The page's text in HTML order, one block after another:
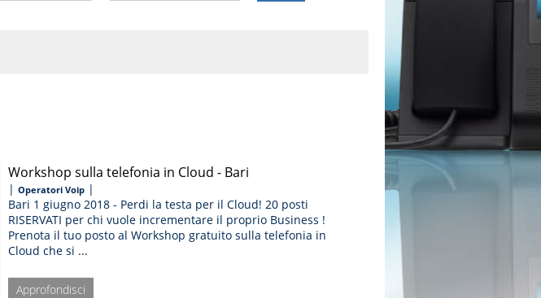
Workshop sulla telefonia in Cloud - Bari
| Operatori Voip|
Bari 1 giugno 2018 - Perdi la testa per il Cloud! 20 posti
RISERVATI per chi vuole incrementare il proprio Business !
Prenota il tuo posto al Workshop gratuito sulla telefonia in
Cloud che si ...
Approfondisci